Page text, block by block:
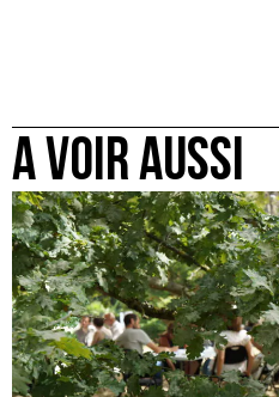
A VOIR AUSSI